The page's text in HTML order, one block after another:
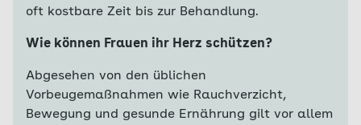
oft kostbare Zeit bis zur Behandlung.
Wie können Frauen ihr Herz schützen?
Abgesehen von den üblichen
Vorbeugemaßnahmen wie Rauchverzicht,
Bewegung und gesunde Ernährung gilt vor allem